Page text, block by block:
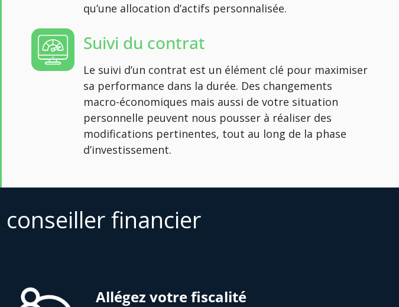
qu’une allocation d’actifs personnalisée.
Suivi du contrat
Le suivi d’un contrat est un élément clé pour maximiser
sa performance dans la durée. Des changements
macro-économiques mais aussi de votre situation
personnelle peuvent nous pousser à réaliser des
modifications pertinentes, tout au long de la phase
d’investissement.
conseiller financier
Allégez votre fiscalité